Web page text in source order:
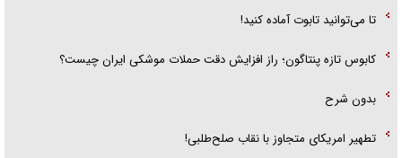
تا می‌توانید تابوت آماده کنید!
کابوس تازه پنتاگون؛ راز افزایش دقت حملات موشکی ایران چیست؟
بدون شرح
تطهیر امریکای متجاوز با نقاب صلح‌طلبی!